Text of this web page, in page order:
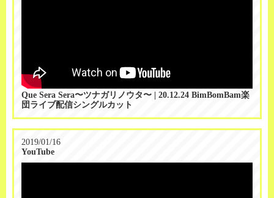
Que Sera Sera〜ツナガリノウタ〜 | 20.12.24 BimBomBam楽
団ライブ配信シングルカット
2019/01/16
YouTube